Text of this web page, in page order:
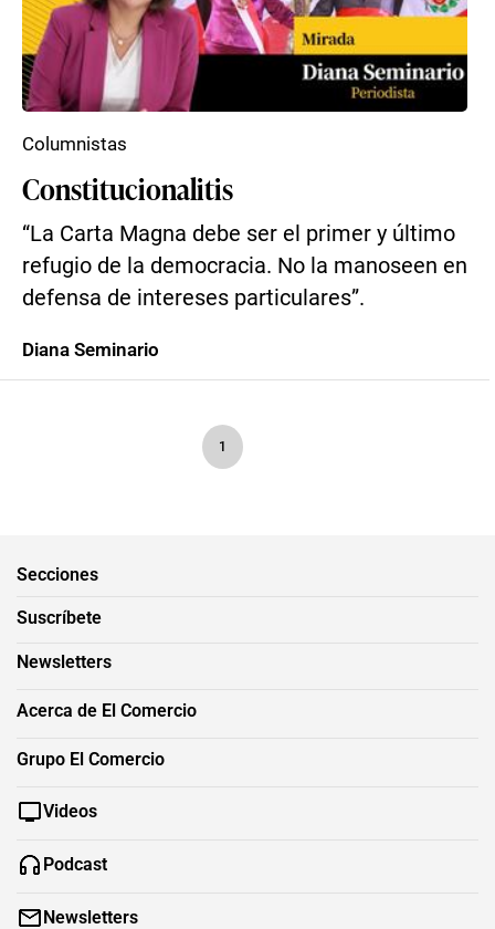
Constitucionalitis
“La Carta Magna debe ser el primer y último
refugio de la democracia. No la manoseen en
defensa de intereses particulares”.
Columnistas
Diana Seminario
1
Secciones
Suscríbete
Newsletters
Acerca de El Comercio
Grupo El Comercio
Videos
Podcast
Newsletters